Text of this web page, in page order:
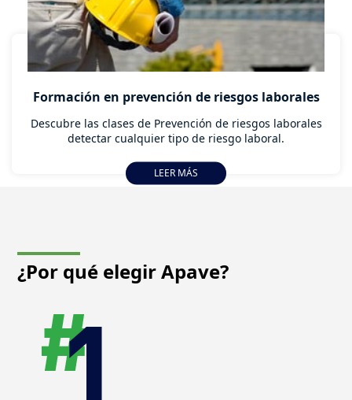
Formación en prevención de riesgos laborales
Descubre las clases de Prevención de riesgos laborales
detectar cualquier tipo de riesgo laboral.
LEER MÁS
¿Por qué elegirApave?